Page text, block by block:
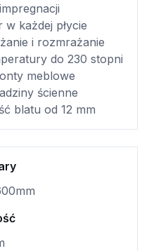
każdej płycie
i rozmrażanie
do 230 stopni
meblowe
ścienne
blatu od 12 mm